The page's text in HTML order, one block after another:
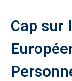
Cap sur